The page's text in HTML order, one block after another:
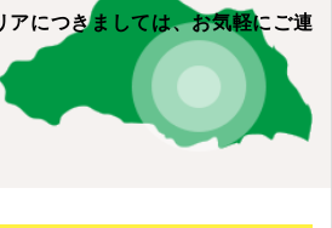
アにつきましては、お気軽にご連